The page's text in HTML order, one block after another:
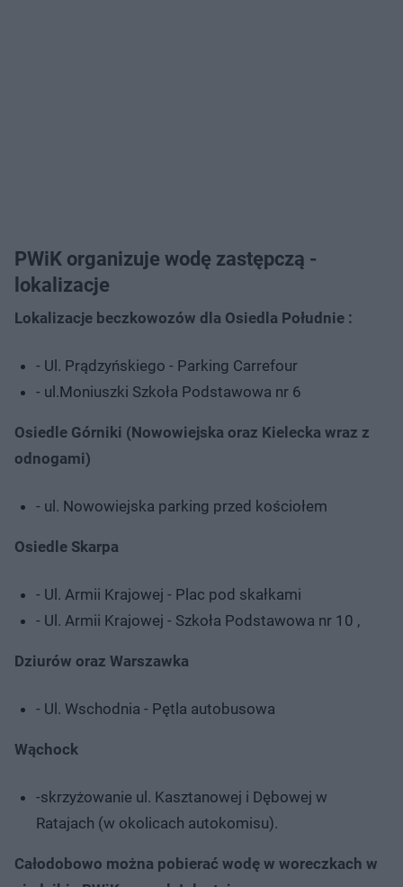
PWiK organizuje wodę zastępczą -
lokalizacje
Lokalizacje beczkowozów dla Osiedla Południe :
- Ul. Prądzyńskiego - Parking Carrefour
- ul.Moniuszki Szkoła Podstawowa nr 6
Osiedle Górniki (Nowowiejska oraz Kielecka wraz z
odnogami)
- ul. Nowowiejska parking przed kościołem
Osiedle Skarpa
- Ul. Armii Krajowej - Plac pod skałkami
- Ul. Armii Krajowej - Szkoła Podstawowa nr 10 ,
Dziurów oraz Warszawka
- Ul. Wschodnia - Pętla autobusowa
Wąchock
-skrzyżowanie ul. Kasztanowej i Dębowej w
Ratajach (w okolicach autokomisu).
Całodobowo można pobierać wodę w woreczkach w